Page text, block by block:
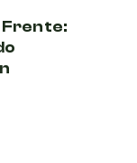
Frente: